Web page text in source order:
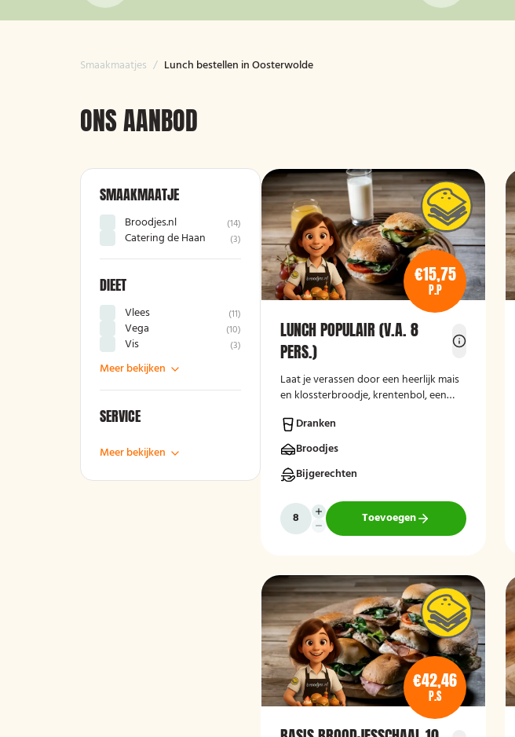
Smaakmaatjes / Lunch bestellen in Oosterwolde
ONS AANBOD
SMAAKMAATJE
Broodjes.nl (14)
Catering de Haan (3)
DIEET
Vlees (11)
Vega (10)
Vis (3)
Meer bekijken
SERVICE
Meer bekijken
€15,75
P.P
LUNCH POPULAIR (V.A. 8
PERS.)
Laat je verassen door een heerlijk mais
en klossterbroodje, krentenbol, een
Dranken
Broodjes
Bijgerechten
Toevoegen
€42,46
P.S